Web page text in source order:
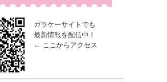
ガラケーサイトでも
最新情報を配信中！
← ここからアクセス